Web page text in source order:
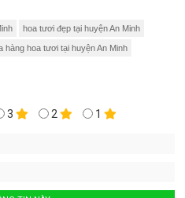
hoa tươi đẹp tại huyện An Minh
hàng hoa tươi tại huyện An Minh
3 2 1